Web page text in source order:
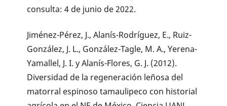
consulta: 4 de junio de 2022.
Jiménez-Pérez, J., Alanís-Rodríguez, E., Ruiz-
González, J. L., González-Tagle, M. A., Yerena-
Yamallel, J. I. y Alanís-Flores, G. J. (2012).
Diversidad de la regeneración leñosa del
matorral espinoso tamaulipeco con historial